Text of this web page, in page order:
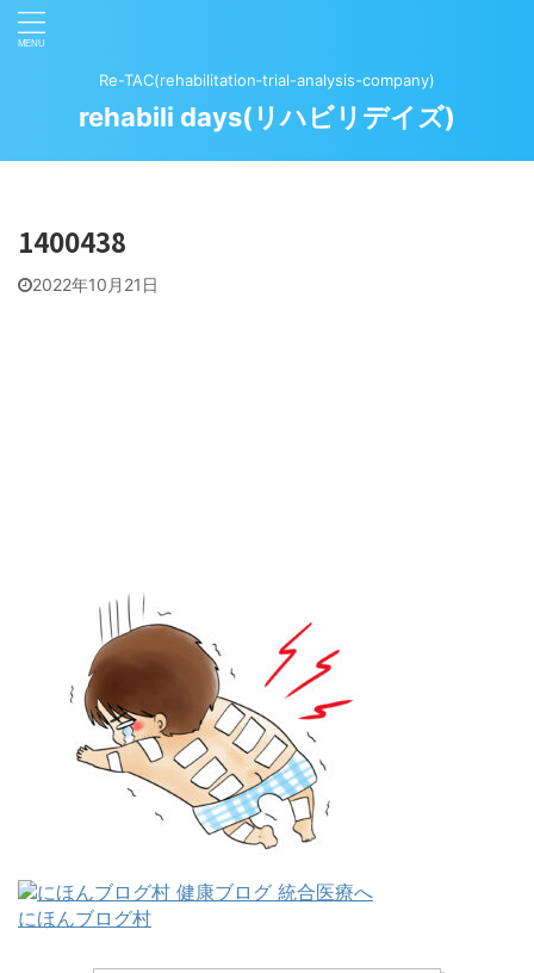
Re-TAC(rehabilitation‐trial-analysis-company)
rehabili days(リハビリデイズ)
1400438
2022年10月21日
にほんブログ村